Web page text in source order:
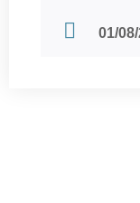
01/